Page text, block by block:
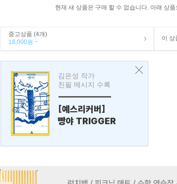
현재 새 상품은 구매 할 수 없습니다. 아래 상
중고상품 (4개)
18,000원 ~
이 상
김은성 작가
친필 메시지 수록
---------------
[예스리커버]
빵야 TRIGGER